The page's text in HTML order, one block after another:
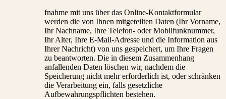
fnahme mit uns über das Online-Kontaktformular
werden die von Ihnen mitgeteilten Daten (Ihr Vorname,
Ihr Nachname, Ihre Telefon- oder Mobilfunknummer,
Ihr Alter, Ihre E-Mail-Adresse und die Information aus
Ihrer Nachricht) von uns gespeichert, um Ihre Fragen
zu beantworten. Die in diesem Zusammenhang
anfallenden Daten löschen wir, nachdem die
Speicherung nicht mehr erforderlich ist, oder schränken
die Verarbeitung ein, falls gesetzliche
Aufbewahrungspflichten bestehen.